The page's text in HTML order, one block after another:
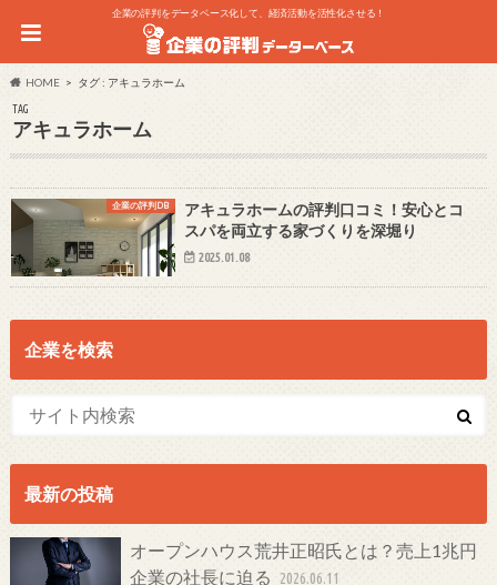
企業の評判をデータベース化して、経済活動を活性化させる！
HOME タグ : アキュラホーム
TAG
アキュラホーム
企業の評判DB
アキュラホームの評判口コミ！安心とコ
スパを両立する家づくりを深堀り
2025.01.08
企業を検索
最新の投稿
オープンハウス荒井正昭氏とは？売上1兆円
企業の社長に迫る
2026.06.11